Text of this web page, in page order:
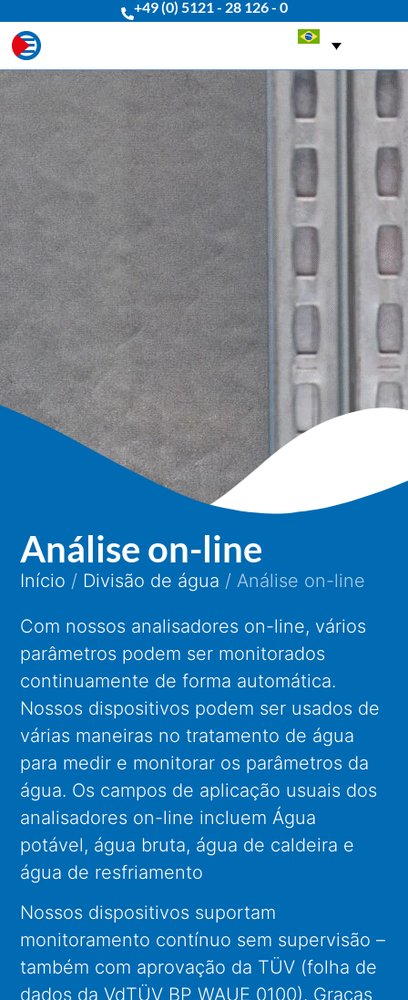
+49 (0) 5121 - 28 126 - 0
Análise on-line
Início / Divisão de água / Análise on-line
Com nossos analisadores on-line, vários
parâmetros podem ser monitorados
continuamente de forma automática.
Nossos dispositivos podem ser usados de
várias maneiras no tratamento de água
para medir e monitorar os parâmetros da
água. Os campos de aplicação usuais dos
analisadores on-line incluem Água
potável, água bruta, água de caldeira e
água de resfriamento
Nossos dispositivos suportam
monitoramento contínuo sem supervisão –
também com aprovação da TÜV (folha de
dados da VdTÜV BP WAUE 0100). Graças